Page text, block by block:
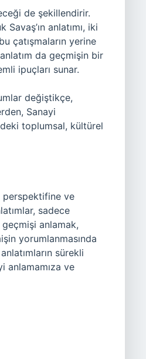
de şekillendirir.
anlatımı, iki
çatışmaların yerine
da geçmişin bir
ipuçları sunar.
değiştikçe,
Sanayi
toplumsal, kültürel
perspektifine ve
sadece
anlamak,
yorumlanmasında
sürekli
anlamamıza ve